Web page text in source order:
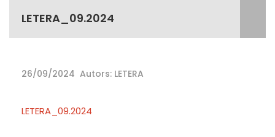
LETERA_09.2024
26/09/2024 Autors: LETERA
LETERA_09.2024